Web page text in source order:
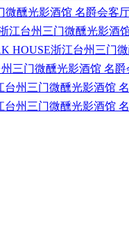
醺光影酒馆 名爵会客
江台州三门微醺光影酒
HOUSE浙江台州三门
三门微醺光影酒馆 名
州三门微醺光影酒馆
州三门微醺光影酒馆